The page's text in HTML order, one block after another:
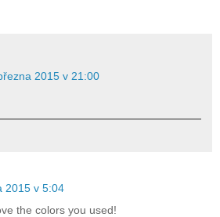
2015 v 21:00
2015 v 5:04
the colors you used!